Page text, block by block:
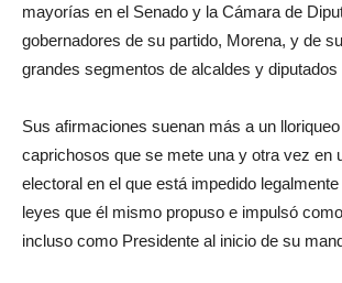
mayorías en el Senado y la Cámara de
gobernadores de su partido, Morena, y de
grandes segmentos de alcaldes y diputados
Sus afirmaciones suenan más a un
caprichosos que se mete una y otra vez en
electoral en el que está impedido
leyes que él mismo propuso e impulsó
incluso como Presidente al inicio de su